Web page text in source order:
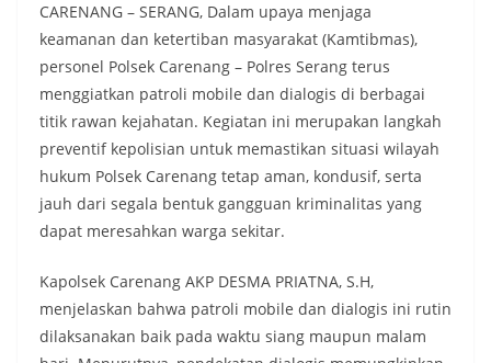
CARENANG – SERANG, Dalam upaya menjaga
keamanan dan ketertiban masyarakat (Kamtibmas),
personel Polsek Carenang – Polres Serang terus
menggiatkan patroli mobile dan dialogis di berbagai
titik rawan kejahatan. Kegiatan ini merupakan langkah
preventif kepolisian untuk memastikan situasi wilayah
hukum Polsek Carenang tetap aman, kondusif, serta
jauh dari segala bentuk gangguan kriminalitas yang
dapat meresahkan warga sekitar.
Kapolsek Carenang AKP DESMA PRIATNA, S.H,
menjelaskan bahwa patroli mobile dan dialogis ini rutin
dilaksanakan baik pada waktu siang maupun malam